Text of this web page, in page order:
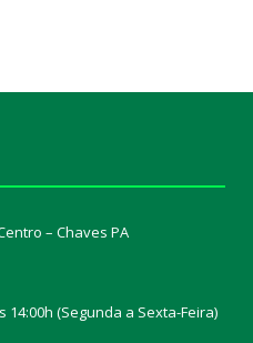
– Chaves PA
(Segunda a Sexta-Feira)